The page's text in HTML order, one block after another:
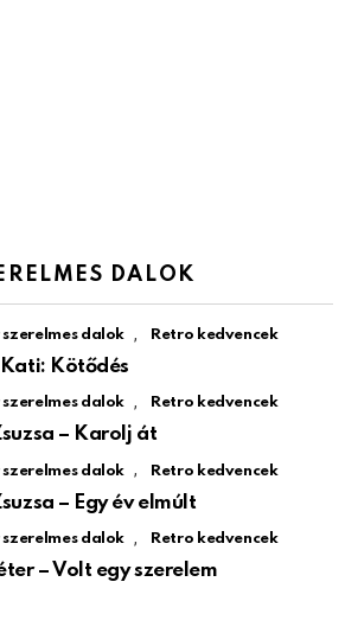
DALOK
dalok , Retro kedvencek
Kati: Kötődés
dalok , Retro kedvencek
– Karolj át
dalok , Retro kedvencek
– Egy év elmúlt
dalok , Retro kedvencek
– Volt egy szerelem